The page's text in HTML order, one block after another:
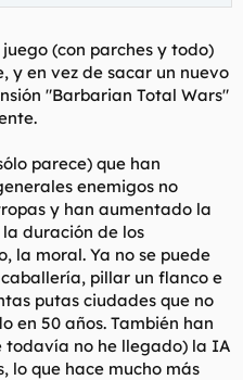
(con parches y todo)
y en vez de sacar un nuevo
"Barbarian Total Wars"
parece) que han
enemigos no
y han aumentado la
duración de los
la moral. Ya no se puede
pillar un flanco e
putas ciudades que no
en 50 años. También han
todavía no he llegado) la IA
lo que hace mucho más